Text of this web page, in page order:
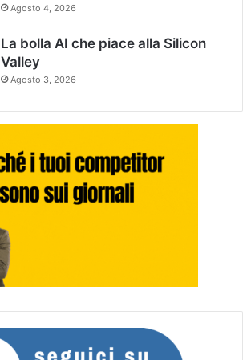
Agosto 4, 2026
La bolla AI che piace alla Silicon
Valley
Agosto 3, 2026